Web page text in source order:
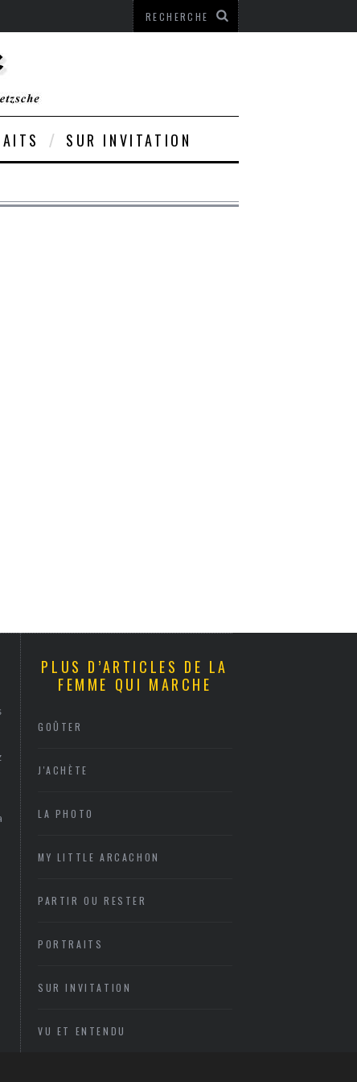
SUR INVITATION
PLUS D’ARTICLES DE LA
FEMME QUI MARCHE
GOÛTER
J'ACHÈTE
LA PHOTO
MY LITTLE ARCACHON
PARTIR OU RESTER
PORTRAITS
SUR INVITATION
VU ET ENTENDU